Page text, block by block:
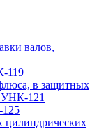
валов,
119
в защитных
УНК-121
125
цилиндрических